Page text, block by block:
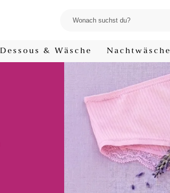
Dessous & Wäsche Nachtwäsche